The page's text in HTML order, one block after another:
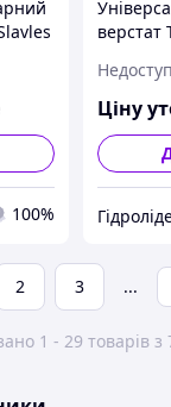
100%
верстат
Ціну
2 3 ...
1 - 29 товарів з